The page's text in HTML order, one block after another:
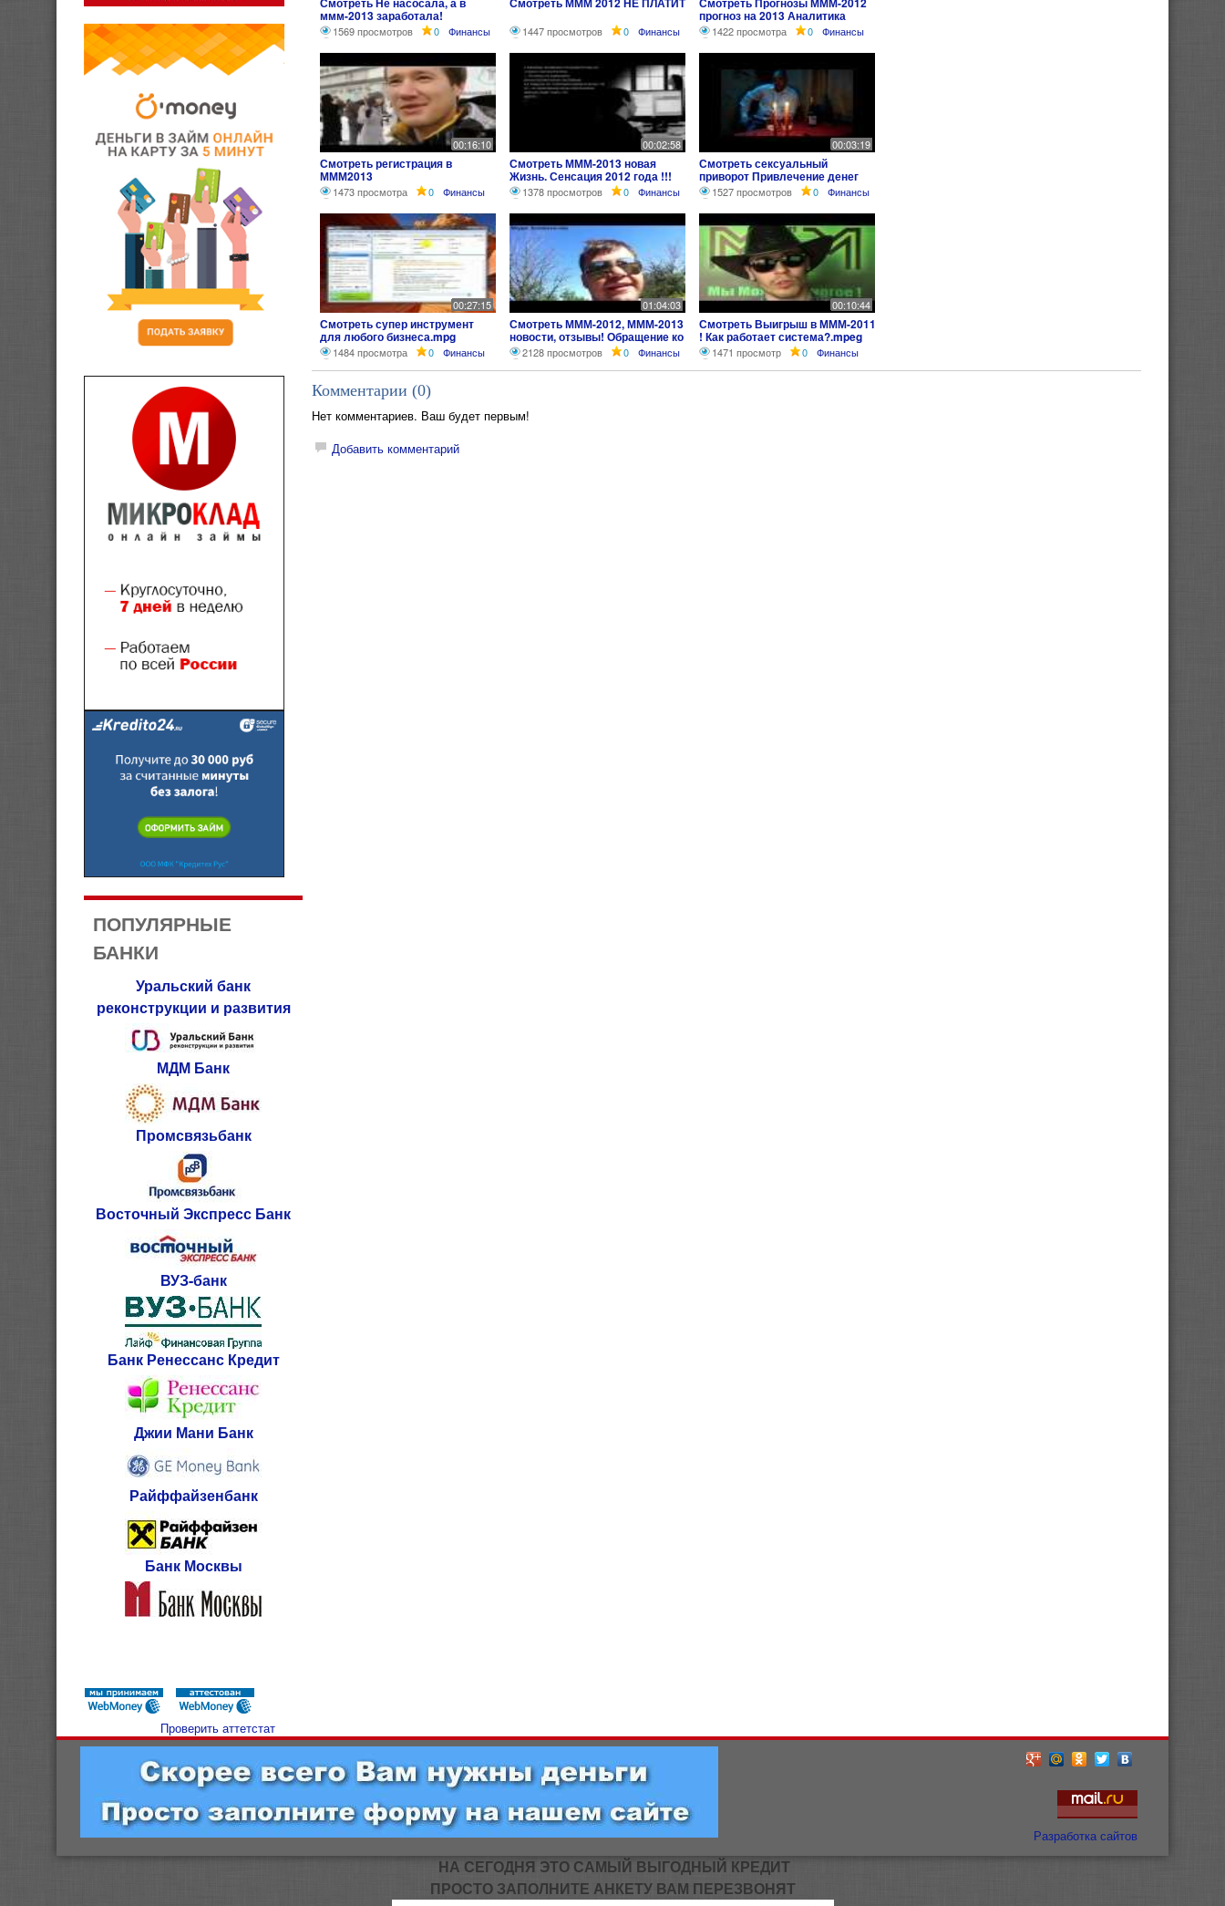
ПОПУЛЯРНЫЕ
БАНКИ
Уральский банк
реконструкции и развития
МДМ Банк
Промсвязьбанк
Восточный Экспресс Банк
ВУЗ-банк
Банк Ренессанс Кредит
Джии Мани Банк
Райффайзенбанк
Банк Москвы
Проверить аттетстат
ммм-2013 заработала!
1569 просмотров 0 Финансы 1447 просмотров 0 Финансы
прогноз на 2013 Аналитика
Отзывы
1422 просмотра 0 Финансы
00:16:10
Смотреть регистрация в
МММ2013
1473 просмотра 0 Финансы
00:02:58
Смотреть МММ-2013 новая
Жизнь. Сенсация 2012 года !!!
1378 просмотров 0 Финансы
00:03:19
Смотреть сексуальный
приворот Привлечение денег
приворотных,
1527 просмотров 0 Финансы
00:27:15
Смотреть супер инструмент
для любого бизнеса.mpg
1484 просмотра 0 Финансы
01:04:03
Смотреть МММ-2012, МММ-2013
новости, отзывы! Обращение ко
всем руководителям!
2128 просмотров 0 Финансы
00:10:44
Смотреть Выигрыш в МММ-2011
! Как работает система?.mpeg
1471 просмотр 0 Финансы
Комментарии (0)
Нет комментариев. Ваш будет первым!
Добавить комментарий
Разработка сайтов
НА СЕГОДНЯ ЭТО САМЫЙ ВЫГОДНЫЙ КРЕДИТ
ПРОСТО ЗАПОЛНИТЕ АНКЕТУ ВАМ ПЕРЕЗВОНЯТ